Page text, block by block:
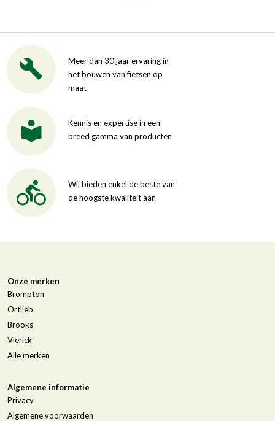
Meer dan 30 jaar ervaring in
het bouwen van fietsen op
maat
Kennis en expertise in een
breed gamma van producten
Wij bieden enkel de beste van
de hoogste kwaliteit aan
Onze merken
Brompton
Ortlieb
Brooks
Vlerick
Alle merken
Algemene informatie
Privacy
Algemene voorwaarden